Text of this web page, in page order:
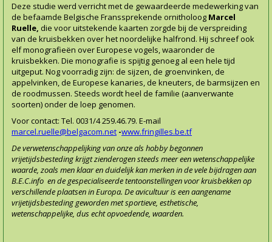
Deze studie werd verricht met de gewaardeerde medewerking van
de befaamde Belgische Franssprekende ornitholoog Marcel
Ruelle, die voor uitstekende kaarten zorgde bij de verspreiding
van de kruisbekken over het noordelijke halfrond. Hij schreef ook
elf monografieën over Europese vogels, waaronder de
kruisbekken. Die monografie is spijtig genoeg al een hele tijd
uitgeput. Nog voorradig zijn: de sijzen, de groenvinken, de
appelvinken, de Europese kanaries, de kneuters, de barmsijzen en
de roodmussen. Steeds wordt heel de familie (aanverwante
soorten) onder de loep genomen.
Voor contact: Tel. 0031/4 259.46.79. E-mail
marcel.ruelle@belgacom.net -www.fringilles.be.tf
De verwetenschappelijking van onze als hobby begonnen
vrijetijdsbesteding krijgt zienderogen steeds meer een wetenschappelijke
waarde, zoals men klaar en duidelijk kan merken in de vele bijdragen aan
B.E.C.info en de gespecialiseerde tentoonstellingen voor kruisbekken op
verschillende plaatsen in Europa. De avicultuur is een aangename
vrijetijdsbesteding geworden met sportieve, esthetische,
wetenschappelijke, dus echt opvoedende, waarden.